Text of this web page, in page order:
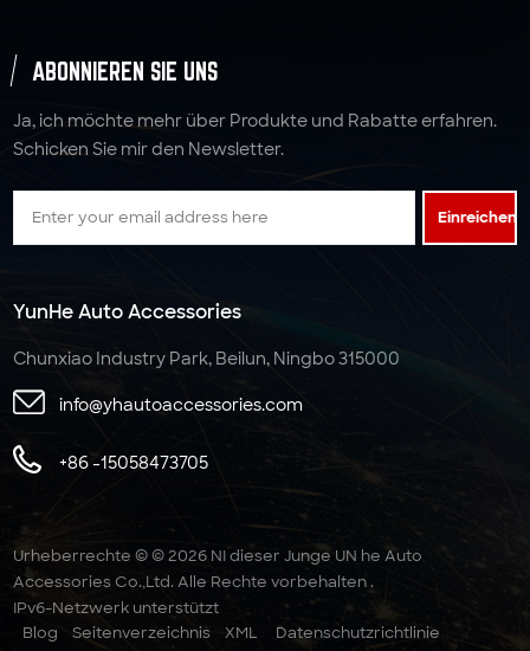
ABONNIEREN SIE UNS
Ja, ich möchte mehr über Produkte und Rabatte erfahren.
Schicken Sie mir den Newsletter.
Einreichen
YunHe Auto Accessories
Chunxiao Industry Park, Beilun, Ningbo 315000
info@yhautoaccessories.com
+86 -15058473705
Urheberrechte © © 2026 NI dieser Junge UN he Auto
Accessories Co.,Ltd. Alle Rechte vorbehalten .
IPv6-Netzwerk unterstützt
Blog
Seitenverzeichnis XML Datenschutzrichtlinie